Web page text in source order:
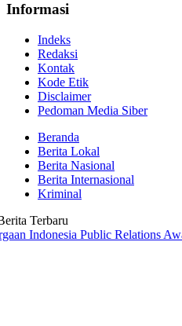
Informasi
Indeks
Redaksi
Kontak
Kode Etik
Disclaimer
Pedoman Media Siber
Beranda
Berita Lokal
Berita Nasional
Berita Internasional
Kriminal
Terbaru
Public Relations Awards 2026